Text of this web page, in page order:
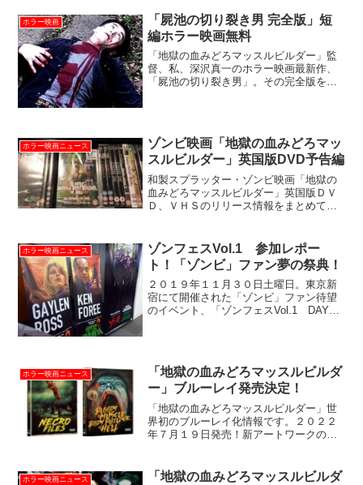
ホラー映画
「屍池の切り裂き男 完全版」短
編ホラー映画無料
「地獄の血みどろマッスルビルダー」監
督、私、深沢真一のホラー映画最新作、
「屍池の切り裂き男」。その完全版を無
会社員、休日ホラー映画...
ホラー映画ニュース
ゾンビ映画「地獄の血みどろマッ
スルビルダー」英国版DVD予告編
和製スプラッター・ゾンビ映画「地獄の
血みどろマッスルビルダー」英国版ＤＶ
Ｄ、ＶＨＳのリリース情報をまとめてい
告編もご紹介！
ホラー映画ニュース
ゾンフェスVol.1 参加レポー
ト！「ゾンビ」ファン夢の祭典！
２０１９年１１月３０日土曜日。東京新
宿にて開催された「ゾンビ」ファン待望
のイベント、「ゾンフェスVol.1 DAY
ンイベント...
ホラー映画ニュース
「地獄の血みどろマッスルビルダ
ー」ブルーレイ発売決定！
「地獄の血みどろマッスルビルダー」世
界初のブルーレイ化情報です。２０２２
年７月１９日発売！新アートワークの外
します。
ホラー映画ニュース
「地獄の血みどろマッスルビルダ